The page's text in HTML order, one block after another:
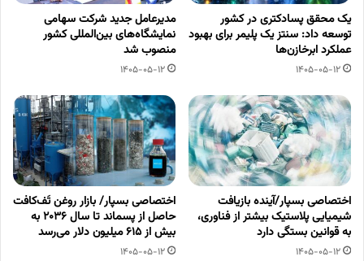
یک محقق پسادکتری در کشور
توسعه داد: سنتز یک پلیمر برای بهبود
عملکرد ابرخازن‌ها
1405-05-12
مدیرعامل جدید شرکت سهامی
نمایشگاه‌های بین‌المللی کشور
منصوب شد
1405-05-12
اختصاصی بسپار/آینده بازیافت
شیمیایی پلاستیک بیشتر از فناوری،
به قوانین بستگی دارد
1405-05-12
اختصاصی بسپار/ بازار روغن تَف‌کافت
حاصل از پسماند تا سال ۲۰۳۶ به
بیش از ۶۱۵ میلیون دلار می‌رسد
1405-05-12